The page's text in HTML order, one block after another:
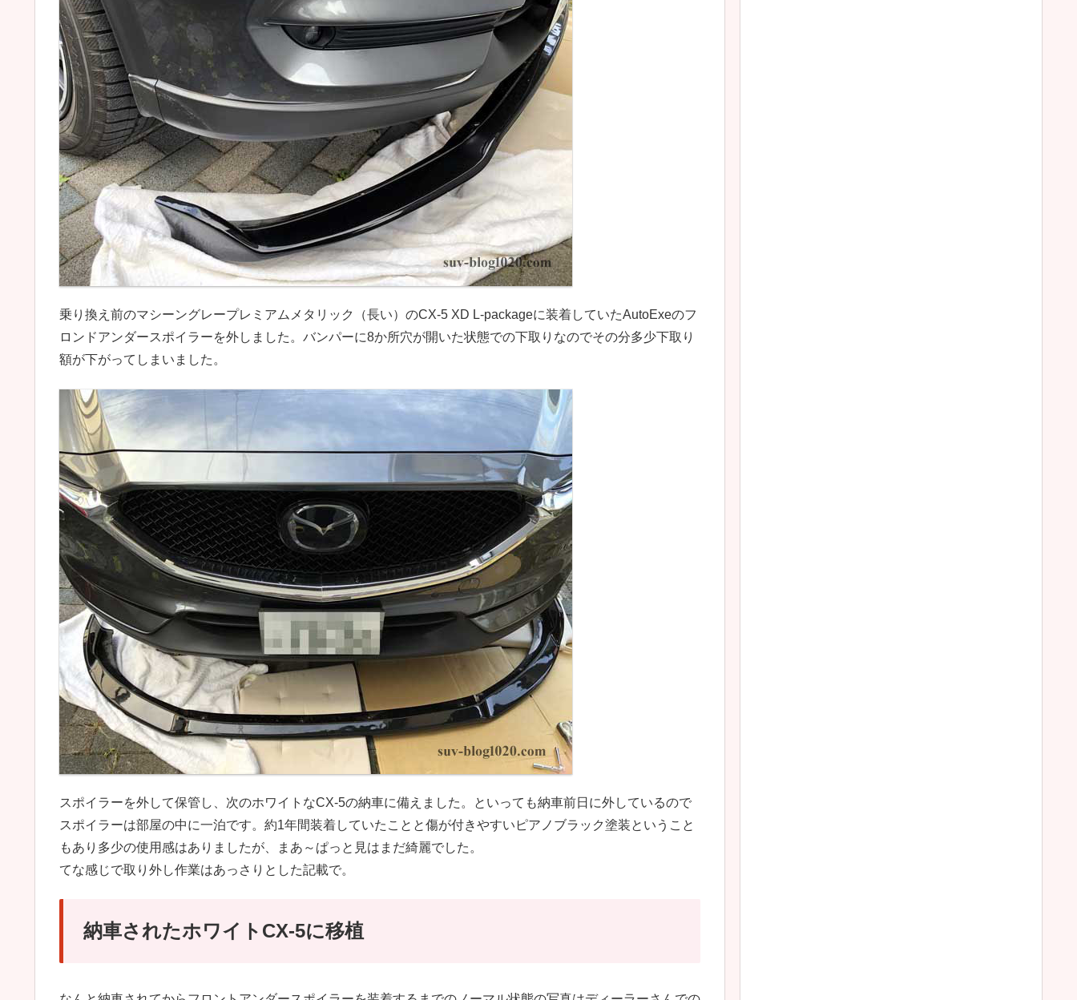
乗り換え前のマシーングレープレミアムメタリック（長い）のCX-5 XD L-packageに装着していたAutoExeのフ
ロンドアンダースポイラーを外しました。バンパーに8か所穴が開いた状態での下取りなのでその分多少下取り
額が下がってしまいました。
スポイラーを外して保管し、次のホワイトなCX-5の納車に備えました。といっても納車前日に外しているので
スポイラーは部屋の中に一泊です。約1年間装着していたことと傷が付きやすいピアノブラック塗装ということ
もあり多少の使用感はありましたが、まあ～ぱっと見はまだ綺麗でした。
てな感じで取り外し作業はあっさりとした記載で。
納車されたホワイトCX-5に移植